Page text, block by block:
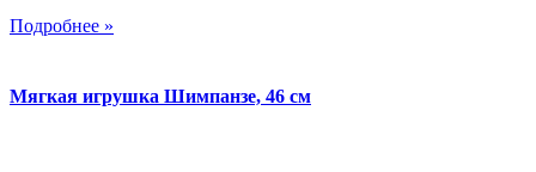
Подробнее »
Мягкая игрушка Шимпанзе, 46 см